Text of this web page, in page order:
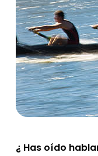
¿ Has oído